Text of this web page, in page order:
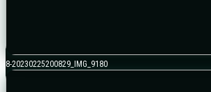
8-20230225200829_IMG_9180